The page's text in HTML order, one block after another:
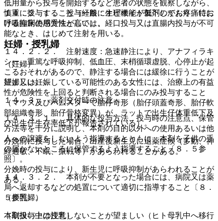
１４．２．１． 投与経路：オピオイド製剤のがん疼痛にお
ける臨床使用方法としては、経口投与又は直腸内投与が不可
能なとき、はじめて注射を用いる。
１４．２．２． 注射速度：急速静注により、アナフィラキ
シー、重篤な呼吸抑制、低血圧、末梢循環虚脱、心停止が起
こるおそれがあるので、静注する場合には緩徐に行うことが
望ましい。
１４．３． 薬剤交付時の注意
１４．３．１． 具体的な投与方法、投与時の注意点、保管
方法等を十分に説明し、本剤の目的以外への使用あるいは他
人への譲渡をしないよう指導するとともに、本剤を子供の手
の届かないところに保管するよう指導すること〔８．５参
照〕。
１４．３．２． 本剤が不要となった場合には、病院又は薬
局へ返却するなどの処置について適切に指導すること〔８．
５参照〕。
（取扱い上の注意）
低用量から投与を開始するなど患者の状態を観察しながら、
慎重に投与すること（一般に生理機能が低下しており、特に
呼吸抑制の感受性が高い）。
妊婦・授乳婦
（妊婦）
妊婦又は妊娠している可能性のある女性には、治療上の有益
性が危険性を上回ると判断される場合にのみ投与すること
（マウス及びハムスターで胎仔奇形（胎仔頭蓋奇形、胎仔軟
部組織奇形、胎仔骨格変異）が、ラットで出生仔体重低下及
び出生仔生存率低下が報告されている）。
分娩前に投与した場合、出産後新生児に退薬症候（多動、神
経過敏、不眠、振戦等）があらわれることがある。
分娩時の投与により、新生児に呼吸抑制があらわれることが
ある。
（授乳婦）
本剤投与中は授乳しないことが望ましい（ヒト母乳中へ移行